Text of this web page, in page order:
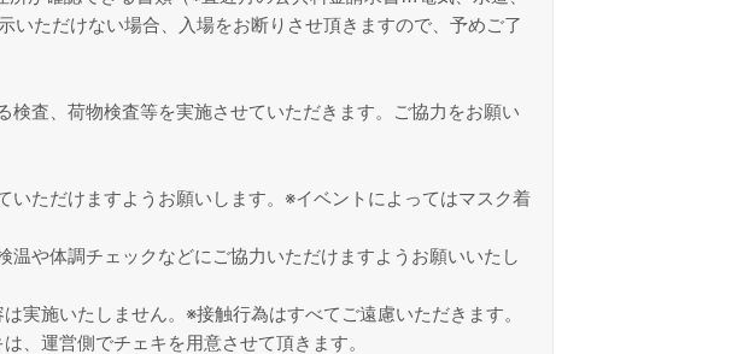
ただけない場合、入場をお断りさせ頂きますので、予めご了
査、荷物検査等を実施させていただきます。ご協力をお願い
いただけますようお願いします。※イベントによってはマスク着
や体調チェックなどにご協力いただけますようお願いいたし
実施いたしません。※接触行為はすべてご遠慮いただきます。
、運営側でチェキを用意させて頂きます。